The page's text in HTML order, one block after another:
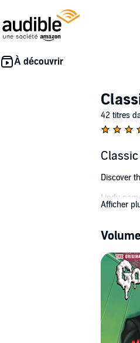
42 titres
Discover
Lindy
talk. But
Kris
trouble.
Now with
©1993,
Afficher